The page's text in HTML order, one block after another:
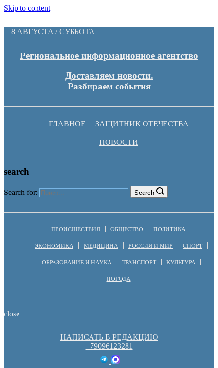
Skip to content
8 АВГУСТА / СУББОТА
Региональное информационное агентство
Доставляем новости.
Разбираем события
ГЛАВНОЕ ЗАЩИТНИК ОТЕЧЕСТВА
НОВОСТИ
search
Search for: Search
ПРОИСШЕСТВИЯ ОБЩЕСТВО ПОЛИТИКА
ЭКОНОМИКА МЕДИЦИНА РОССИЯ И МИР СПОРТ
ОБРАЗОВАНИЕ И НАУКА ТРАНСПОРТ КУЛЬТУРА
ПОГОДА
close
НАПИСАТЬ В РЕДАКЦИЮ
+79096123281